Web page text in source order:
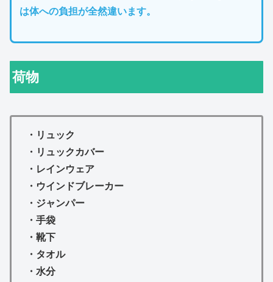
は体への負担が全然違います。
荷物
・リュック
・リュックカバー
・レインウェア
・ウインドブレーカー
・ジャンパー
・手袋
・靴下
・タオル
・水分